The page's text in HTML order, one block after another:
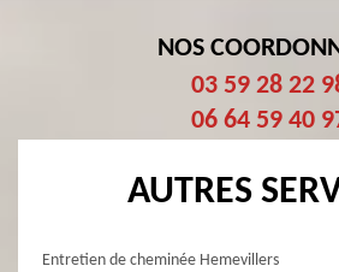
NOS
03 59 28 22
06 64 59 40
AUTRES
Entretien de cheminée Hemevillers